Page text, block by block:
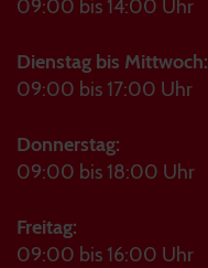
09:00 bis 14:00 Uhr
Dienstag bis Mittwoch:
09:00 bis 17:00 Uhr
Donnerstag:
09:00 bis 18:00 Uhr
Freitag:
09:00 bis 16:00 Uhr